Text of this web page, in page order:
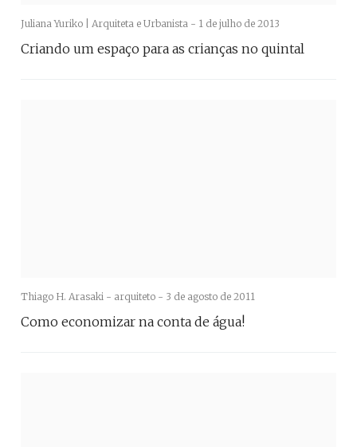
Juliana Yuriko | Arquiteta e Urbanista - 1 de julho de 2013
Criando um espaço para as crianças no quintal
Thiago H. Arasaki - arquiteto - 3 de agosto de 2011
Como economizar na conta de água!